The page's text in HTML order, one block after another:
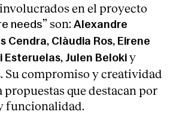
en el proyecto
needs” son: Alexandre
Cendra, Clàudia Ros, Eirene
Esteruelas, Julen Beloki y
. Su compromiso y creatividad
propuestas que destacan por
funcionalidad.